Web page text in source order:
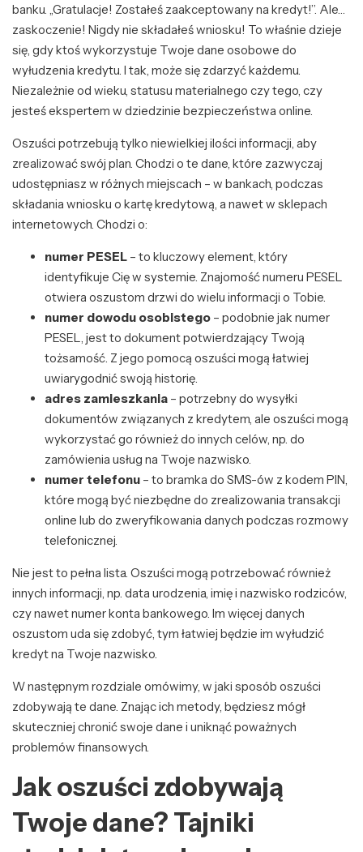
banku. „Gratulacje! Zostałeś zaakceptowany na kredyt!”. Ale…
zaskoczenie! Nigdy nie składałeś wniosku! To właśnie dzieje
się, gdy ktoś wykorzystuje Twoje dane osobowe do
wyłudzenia kredytu. I tak, może się zdarzyć każdemu.
Niezależnie od wieku, statusu materialnego czy tego, czy
jesteś ekspertem w dziedzinie bezpieczeństwa online.
Oszuści potrzebują tylko niewielkiej ilości informacji, aby
zrealizować swój plan. Chodzi o te dane, które zazwyczaj
udostępniasz w różnych miejscach – w bankach, podczas
składania wniosku o kartę kredytową, a nawet w sklepach
internetowych. Chodzi o:
numer PESEL – to kluczowy element, który
identyfikuje Cię w systemie. Znajomość numeru PESEL
otwiera oszustom drzwi do wielu informacji o Tobie.
numer dowodu osobistego – podobnie jak numer
PESEL, jest to dokument potwierdzający Twoją
tożsamość. Z jego pomocą oszuści mogą łatwiej
uwiarygodnić swoją historię.
adres zamieszkania – potrzebny do wysyłki
dokumentów związanych z kredytem, ale oszuści mogą
wykorzystać go również do innych celów, np. do
zamówienia usług na Twoje nazwisko.
numer telefonu – to bramka do SMS-ów z kodem PIN,
które mogą być niezbędne do zrealizowania transakcji
online lub do zweryfikowania danych podczas rozmowy
telefonicznej.
Nie jest to pełna lista. Oszuści mogą potrzebować również
innych informacji, np. data urodzenia, imię i nazwisko rodziców,
czy nawet numer konta bankowego. Im więcej danych
oszustom uda się zdobyć, tym łatwiej będzie im wyłudzić
kredyt na Twoje nazwisko.
W następnym rozdziale omówimy, w jaki sposób oszuści
zdobywają te dane. Znając ich metody, będziesz mógł
skuteczniej chronić swoje dane i uniknąć poważnych
problemów finansowych.
Jak oszuści zdobywają
Twoje dane? Tajniki